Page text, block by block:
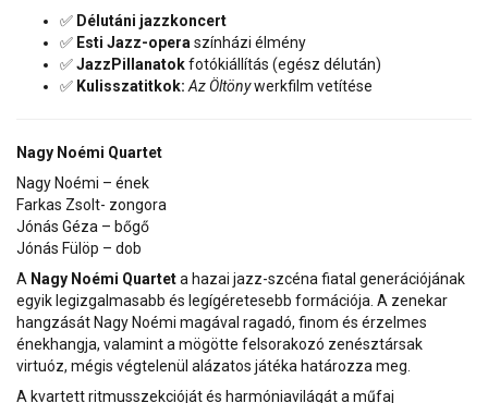
✅ Délutáni jazzkoncert
✅ Esti Jazz-opera színházi élmény
✅JazzPillanatokfotókiállítás (egész délután)
✅ Kulisszatitkok: Az Öltönywerkfilm vetítése
Nagy Noémi Quartet
Nagy Noémi – ének
Farkas Zsolt- zongora
Jónás Géza – bőgő
Jónás Fülöp – dob
A Nagy Noémi Quarteta hazai jazz-szcéna fiatal generációjának
egyik legizgalmasabb és legígéretesebb formációja. A zenekar
hangzását Nagy Noémi magával ragadó, finom és érzelmes
énekhangja, valamint a mögötte felsorakozó zenésztársak
virtuóz, mégis végtelenül alázatos játéka határozza meg.
A kvartett ritmusszekcióját és harmóniavilágát a műfaj